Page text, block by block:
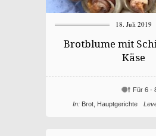
18. Juli 2019
Brotblume mit
Käse
Für 6 -
In: Brot, Hauptgerichte